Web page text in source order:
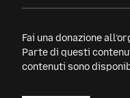
Fai una donazione
Parte di questi
contenuti sono